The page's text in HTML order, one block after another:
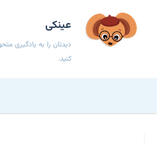
عینکی
دیدتان را به یادگیری
کنید.